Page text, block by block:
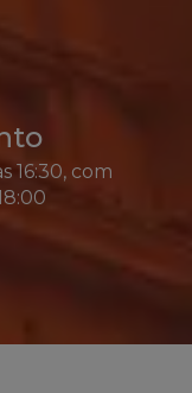
16:30, com